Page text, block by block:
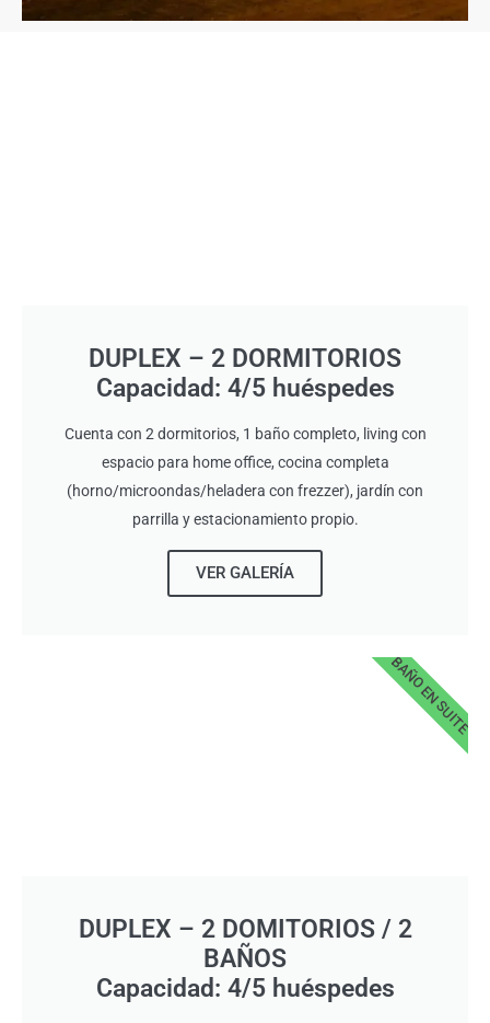
DUPLEX – 2 DORMITORIOS
Capacidad: 4/5 huéspedes
Cuenta con 2 dormitorios, 1 baño completo, living con
espacio para home office, cocina completa
(horno/microondas/heladera con frezzer), jardín con
parrilla y estacionamiento propio.
VER GALERÍA
DUPLEX – 2 DOMITORIOS / 2
BAÑOS
Capacidad: 4/5 huéspedes
BAÑO EN SUITE